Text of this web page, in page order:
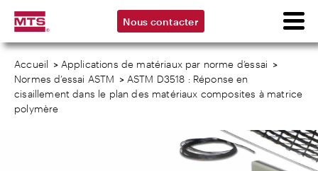
Nous contacter
Accueil > Applications de matériaux par norme d’essai >
Normes d’essai ASTM > ASTM D3518 : Réponse en
cisaillement dans le plan des matériaux composites à matrice
polymère